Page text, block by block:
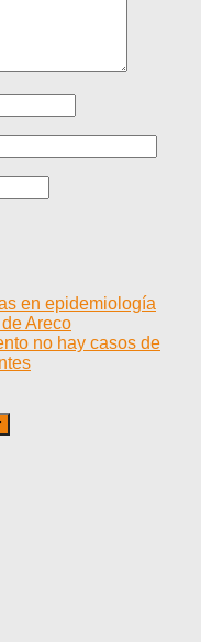
en epidemiología
Areco
no hay casos de